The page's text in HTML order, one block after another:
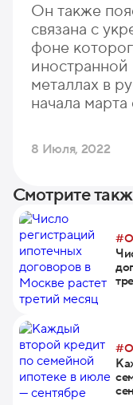
Он также
связана с
фоне
металлах в
начала
8 Июля, 2022
Смотрите